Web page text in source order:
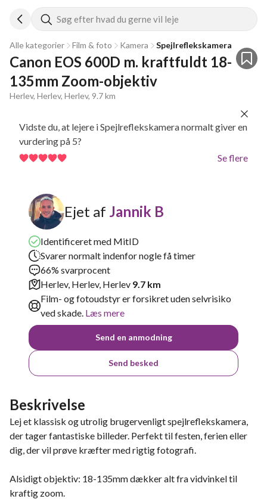
Søg efter hvad du gerne vil leje
Alle kategorier Film & foto Kamera Spejlreflekskamera
Canon EOS 600D m. kraftfuldt 18-
135mm Zoom-objektiv
Herlev, Herlev, Herlev, 9.7 km
Vidste du, at lejere i Spejlreflekskamera normalt giver en
vurdering på 5?
Se flere
Ejet af Jannik B
Identificeret med MitID
Svarer normalt indenfor nogle få timer
66% svarprocent
Herlev, Herlev, Herlev 9.7 km
Film- og fotoudstyr er forsikret uden selvrisiko
ved skade. Læs mere
Send en anmodning
Send besked
Beskrivelse
Lej et klassisk og utrolig brugervenligt spejlreflekskamera,
der tager fantastiske billeder. Perfekt til festen, ferien eller
dig, der vil prøve kræfter med rigtig fotografi.
Alsidigt objektiv: 18-135mm dækker alt fra vidvinkel til
kraftig zoom.